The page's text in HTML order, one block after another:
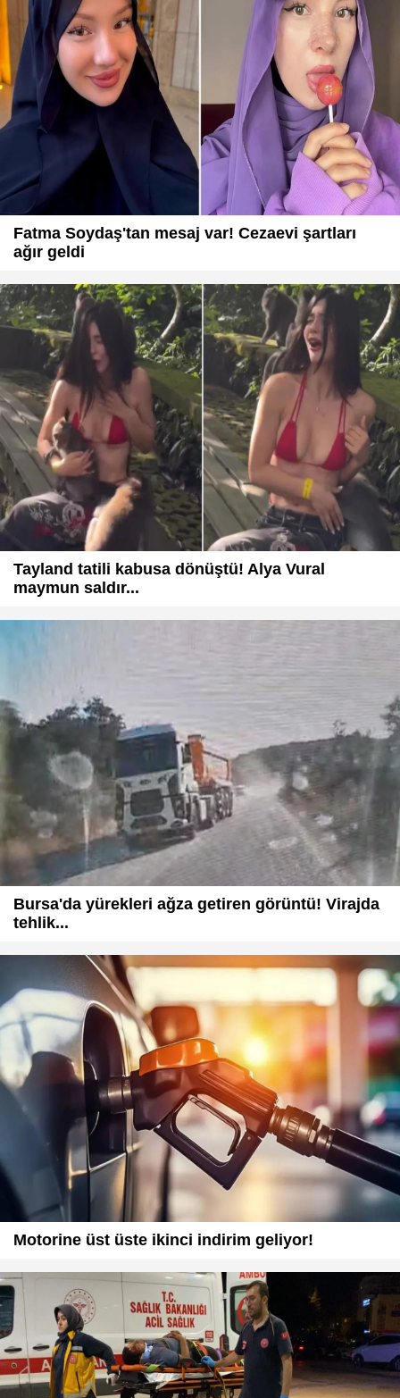
Fatma Soydaş'tan mesaj var! Cezaevi şartları
ağır geldi
Tayland tatili kabusa dönüştü! Alya Vural
maymun saldır...
Bursa'da yürekleri ağza getiren görüntü! Virajda
tehlik...
Motorine üst üste ikinci indirim geliyor!